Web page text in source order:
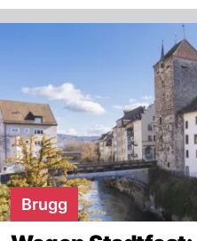
Brugg